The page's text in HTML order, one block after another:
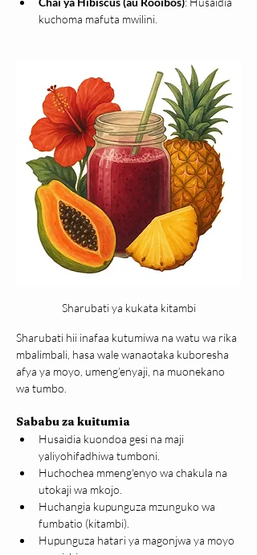
kuchoma mafuta mwilini.
Sharubati ya kukata kitambi
Sharubati hii inafaa kutumiwa na watu wa rika
mbalimbali, hasa wale wanaotaka kuboresha
afya ya moyo, umeng’enyaji, na muonekano
wa tumbo.
Sababu za kuitumia
Husaidia kuondoa gesi na maji
yaliyohifadhiwa tumboni.
Huchochea mmeng'enyo wa chakula na
utokaji wa mkojo.
Huchangia kupunguza mzunguko wa
fumbatio (kitambi).
Hupunguza hatari ya magonjwa ya moyo